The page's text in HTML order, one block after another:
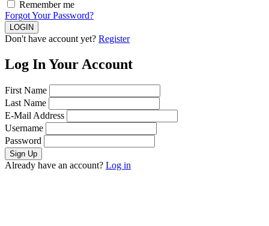
Remember me
Forgot Your Password?
Don't have account yet? Register
Log In Your Account
First Name
Last Name
E-Mail Address
Username
Password
Already have an account? Log in